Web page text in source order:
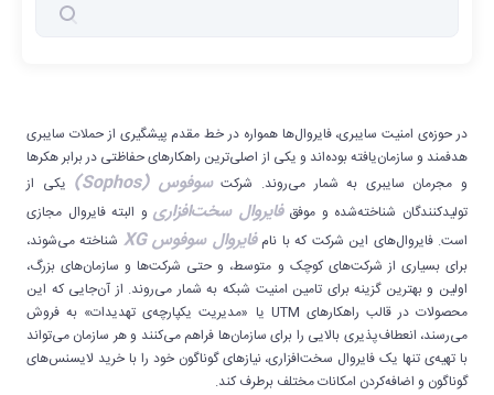
در حوزه‌ی امنیت سایبری، فایروال‌ها همواره در خط مقدم پیشگیری از حملات سایبری
هدفمند و سازمان‌یافته بوده‌اند و یکی از اصلی‌ترین راهکارهای حفاظتی در برابر هکرها
و مجرمان سایبری به شمار می‌روند. شرکتسوفوس (Sophos)
یکی از
تولیدکنندگان شناخته‌شده و موفقفایروال سخت‌افزاریو البته فایروال مجازی
است. فایروال‌های این شرکت که با نامفایروال سوفوس XG
شناخته می‌شوند،
برای بسیاری از شرکت‌های کوچک و متوسط، و حتی شرکت‌ها و سازمان‌های بزرگ،
اولین و بهترین گزینه برای تامین امنیت شبکه به شمار می‌روند. از آن‌جایی که این
محصولات در قالب راهکارهای UTM یا «مدیریت یکپارچه‌ی تهدیدات» به فروش
می‌رسند، انعطاف‌پذیری بالایی را برای سازمان‌ها فراهم می‌کنند و هر سازمان می‌تواند
با تهیه‌ی تنها یک فایروال سخت‌افزاری، نیازهای گوناگون خود را با خرید لایسنس‌های
گوناگون و اضافه‌کردن امکانات مختلف برطرف کند.